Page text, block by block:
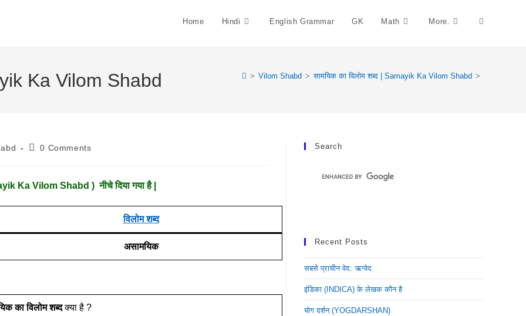
Home Hindi English Grammar GK Math More. Toggle
Ka Vilom Shabd > Vilom Shabd > सामयिक का विलोम शब्द | Samayik Ka Vilom Shabd >
Post0 Comments
Ka Vilom Shabd ) नीचे दिया गया है |
विलोम शब्द
असामयिक
का विलोम शब्दक्या है ?
Search
Recent Posts
सबसे प्राचीन वेद: ऋग्वेद
इंडिका (INDICA) के लेखक कौन है
योग दर्शन (YOGDARSHAN)